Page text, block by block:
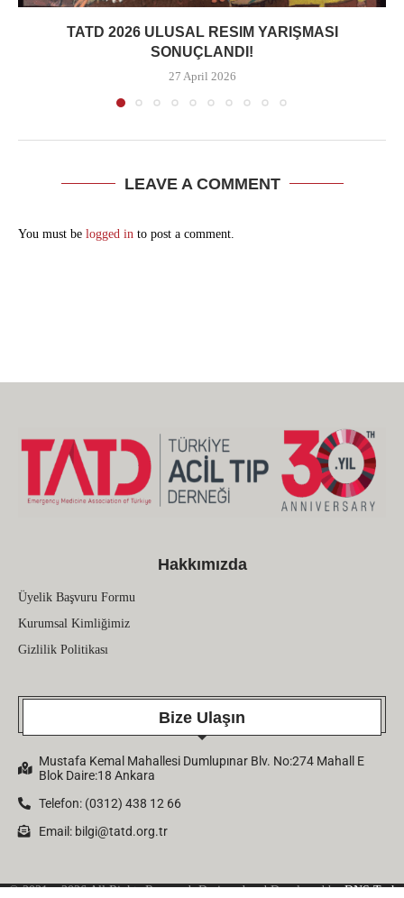
TATD 2026 ULUSAL RESIM YARIŞMASI
SONUÇLANDI!
27 April 2026
LEAVE A COMMENT
You must be logged in to post a comment.
Hakkımızda
Üyelik Başvuru Formu
Kurumsal Kimliğimiz
Gizlilik Politikası
Bize Ulaşın
Mustafa Kemal Mahallesi Dumlupınar Blv. No:274 Mahall E
Blok Daire:18 Ankara
Telefon: (0312) 438 12 66
Email: bilgi@tatd.org.tr
© 2021 – 2026 All Rights Reserved. Designed and Developed byDNS Tech